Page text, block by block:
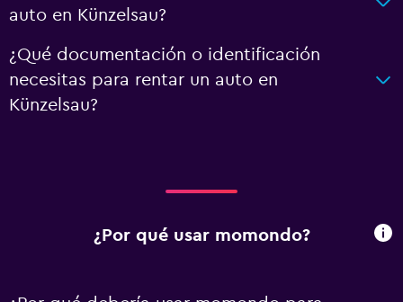
auto en Künzelsau?
¿Qué documentación o identificación
necesitas para rentar un auto en
Künzelsau?
¿Por qué usar momondo?